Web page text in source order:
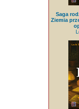
Saga
Ziemia